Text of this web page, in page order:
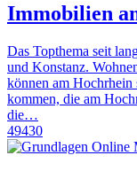
Immobilien
Das Topthema seit
und Konstanz.
können am Hochrhein
kommen, die am
die…
49430